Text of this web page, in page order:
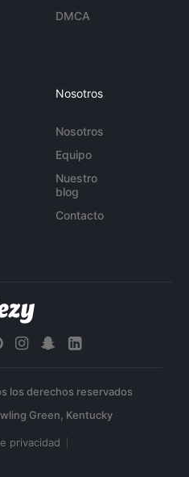
DMCA
Nosotros
Nosotros
Equipo
Nuestro
blog
Contacto
los derechos reservados
privacidad